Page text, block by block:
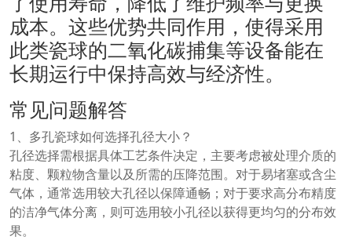
成本。这些优势共同作用，使得采用
此类瓷球的二氧化碳捕集等设备能在
长期运行中保持高效与经济性。
常见问题解答
1、多孔瓷球如何选择孔径大小？
孔径选择需根据具体工艺条件决定，主要考虑被处理介质的
粘度、颗粒物含量以及所需的压降范围。对于易堵塞或含尘
气体，通常选用较大孔径以保障通畅；对于要求高分布精度
的洁净气体分离，则可选用较小孔径以获得更均匀的分布效
果。